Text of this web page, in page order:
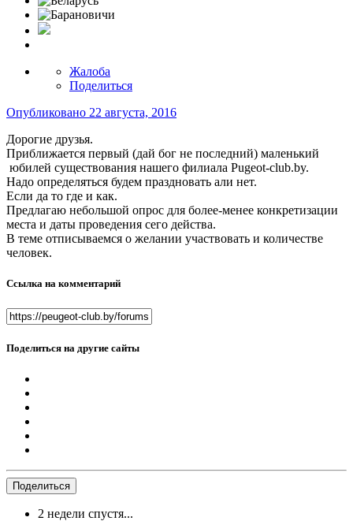
Жалоба
Поделиться
Опубликовано 22 августа, 2016
Дорогие друзья.
Приближается первый (дай бог не последний) маленький
юбилей существования нашего филиала Pugeot-club.by.
Надо определяться будем праздновать али нет.
Если да то где и как.
Предлагаю небольшой опрос для более-менее конкретизации
места и даты проведения сего действа.
В теме отписываемся о желании участвовать и количестве
человек.
Ссылка на комментарий
Поделиться на другие сайты
Поделиться
2 недели спустя...